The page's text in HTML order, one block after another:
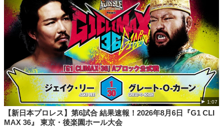
1:07
【新日本プロレス】第6試合 結果速報！2026年8月6日『G1 CLI
MAX 36』 東京・後楽園ホール大会